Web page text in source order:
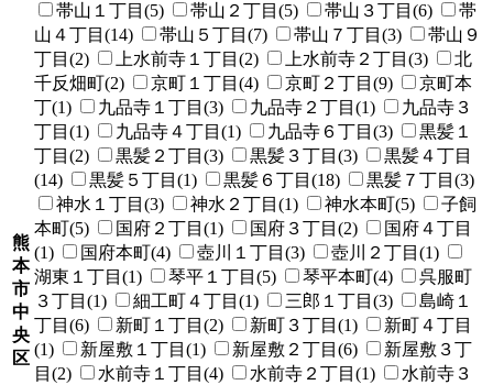
熊
本
市
中
央
区
帯山１丁目(5)
帯山２丁目(5) 帯山３丁目(6)
帯
山４丁目(14)
帯山５丁目(7) 帯山７丁目(3)
帯山９
丁目(2)
上水前寺１丁目(2) 上水前寺２丁目(3)
北
千反畑町(2)
京町１丁目(4) 京町２丁目(9)
京町本
丁(1)
九品寺１丁目(3) 九品寺２丁目(1)
九品寺３
丁目(1)
九品寺４丁目(1) 九品寺６丁目(3)
黒髪１
丁目(2)
黒髪２丁目(3) 黒髪３丁目(3)
黒髪４丁目
(14)
黒髪５丁目(1) 黒髪６丁目(18)
黒髪７丁目(3)
神水１丁目(3)
神水２丁目(1) 神水本町(5)
子飼
本町(5)
国府２丁目(1) 国府３丁目(2)
国府４丁目
(1)
国府本町(4) 壺川１丁目(3)
壺川２丁目(1)
湖東１丁目(1)
琴平１丁目(5) 琴平本町(4)
呉服町
３丁目(1)
細工町４丁目(1) 三郎１丁目(3)
島崎１
丁目(6)
新町１丁目(2) 新町３丁目(1)
新町４丁目
(1)
新屋敷１丁目(1) 新屋敷２丁目(6)
新屋敷３丁
目(2)
水前寺１丁目(4) 水前寺２丁目(1)
水前寺３